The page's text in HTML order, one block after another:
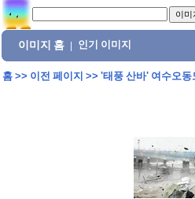
이미지 홈 인기 이미지
홈>> 이전 페이지 >> '태풍 산바' 여수오동